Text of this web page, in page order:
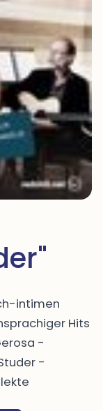
intimen
Hits
-
-